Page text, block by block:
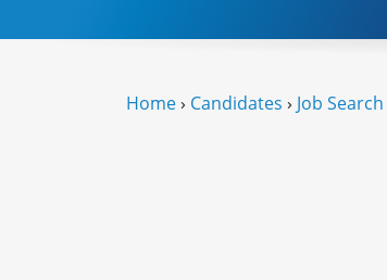
Home› Candidates › Job Search